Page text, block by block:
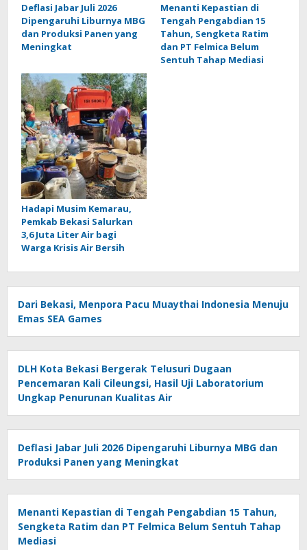
Deflasi Jabar Juli 2026
Dipengaruhi Liburnya MBG
dan Produksi Panen yang
Meningkat
Menanti Kepastian di
Tengah Pengabdian 15
Tahun, Sengketa Ratim
dan PT Felmica Belum
Sentuh Tahap Mediasi
Hadapi Musim Kemarau,
Pemkab Bekasi Salurkan
3,6 Juta Liter Air bagi
Warga Krisis Air Bersih
Dari Bekasi, Menpora Pacu Muaythai Indonesia Menuju
Emas SEA Games
DLH Kota Bekasi Bergerak Telusuri Dugaan
Pencemaran Kali Cileungsi, Hasil Uji Laboratorium
Ungkap Penurunan Kualitas Air
Deflasi Jabar Juli 2026 Dipengaruhi Liburnya MBG dan
Produksi Panen yang Meningkat
Menanti Kepastian di Tengah Pengabdian 15 Tahun,
Sengketa Ratim dan PT Felmica Belum Sentuh Tahap
Mediasi